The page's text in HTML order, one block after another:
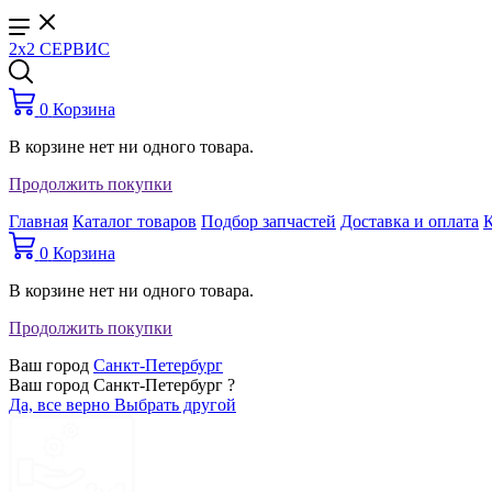
2x2 СЕРВИС
0 Корзина
В корзине нет ни одного товара.
Продолжить покупки
Главная Каталог товаров Подбор запчастей Доставка и оплата
0 Корзина
В корзине нет ни одного товара.
Продолжить покупки
Ваш город Санкт-Петербург
Ваш город Санкт-Петербург ?
Да, все верно Выбрать другой